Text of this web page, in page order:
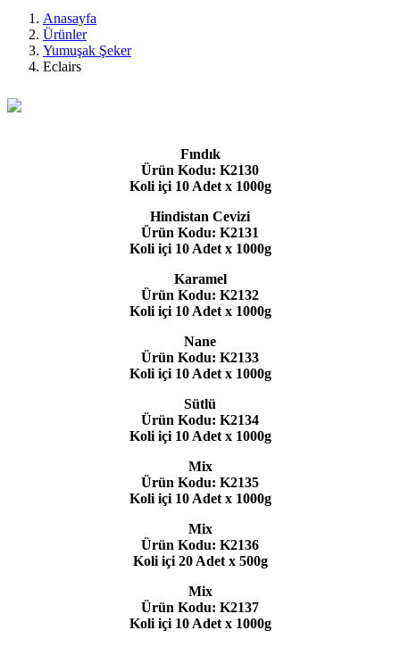
Anasayfa
Ürünler
Yumuşak Şeker
Eclairs
Fındık
Ürün Kodu: K2130
Koli içi 10 Adet x 1000g
Hindistan Cevizi
Ürün Kodu: K2131
Koli içi 10 Adet x 1000g
Karamel
Ürün Kodu: K2132
Koli içi 10 Adet x 1000g
Nane
Ürün Kodu: K2133
Koli içi 10 Adet x 1000g
Sütlü
Ürün Kodu: K2134
Koli içi 10 Adet x 1000g
Mix
Ürün Kodu: K2135
Koli içi 10 Adet x 1000g
Mix
Ürün Kodu: K2136
Koli içi 20 Adet x 500g
Mix
Ürün Kodu: K2137
Koli içi 10 Adet x 1000g